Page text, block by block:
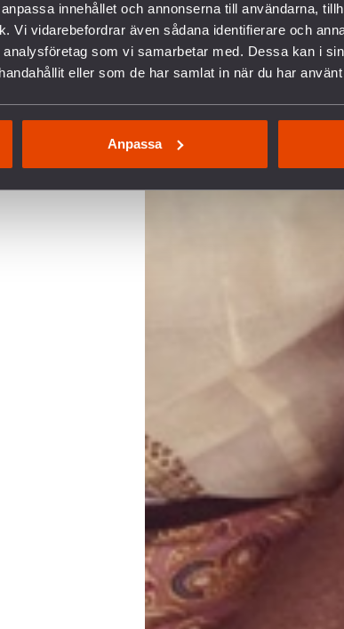
innehållet och annonserna till användarna,
Vi vidarebefordrar även sådana identifierare och
som vi samarbetar med. Dessa kan i
eller som de har samlat in när du har
Anpassa